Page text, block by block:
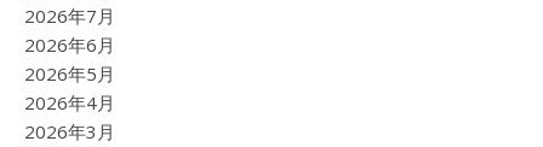
2026年7月
2026年6月
2026年5月
2026年4月
2026年3月